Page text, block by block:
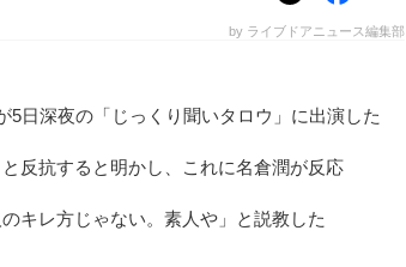
by ライブドアニュース編集部
5日深夜の「じっくり聞いタロウ」に出演した
反抗すると明かし、これに名倉潤が反応
キレ方じゃない。素人や」と説教した